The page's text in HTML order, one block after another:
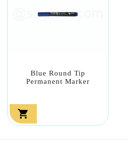
Blue Round Tip
Permanent Marker
